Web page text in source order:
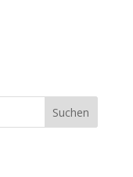
Suchen